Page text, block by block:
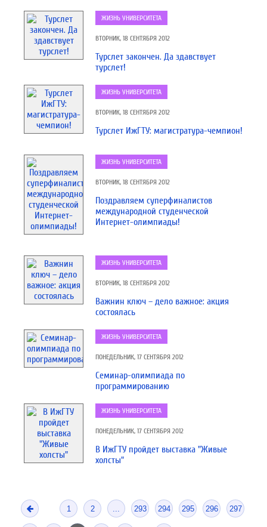
ЖИЗНЬ УНИВЕРСИТЕТА
ВТОРНИК, 18 СЕНТЯБРЯ 2012
Турслет закончен. Да здавствует
турслет!
ЖИЗНЬ УНИВЕРСИТЕТА
ВТОРНИК, 18 СЕНТЯБРЯ 2012
Турслет ИжГТУ: магистратура-чемпион!
ЖИЗНЬ УНИВЕРСИТЕТА
ВТОРНИК, 18 СЕНТЯБРЯ 2012
Поздравляем суперфиналистов
международной студенческой
Интернет-олимпиады!
ЖИЗНЬ УНИВЕРСИТЕТА
ВТОРНИК, 18 СЕНТЯБРЯ 2012
Важнин ключ – дело важное: акция
состоялась
ЖИЗНЬ УНИВЕРСИТЕТА
ПОНЕДЕЛЬНИК, 17 СЕНТЯБРЯ 2012
Семинар-олимпиада по
программированию
ЖИЗНЬ УНИВЕРСИТЕТА
ПОНЕДЕЛЬНИК, 17 СЕНТЯБРЯ 2012
В ИжГТУ пройдет выставка "Живые
холсты"
1 2 293 294 295 296 297